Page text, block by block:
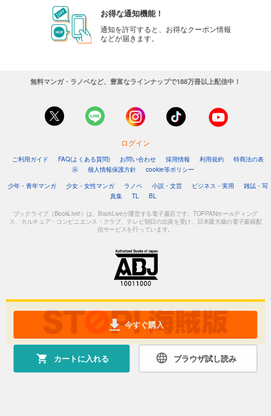
今すぐ購入
カートに入れる ブラウザ試し読み
お得な通知機能！
通知を許可すると、お得なクーポン情報
などが届きます。
無料マンガ・ラノベなど、豊富なラインナップで188万冊以上配信中！
ログイン
ご利用ガイド FAQ(よくある質問) お問い合わせ 採用情報 利用規約
特商法の表
示
個人情報保護方針
cookie等ポリシー
少年・青年マンガ
少女・女性マンガ ラノベ 小説・文芸 ビジネス・実用
雑誌・写
真集
TL BL
ブックライブ（BookLive!）は、BookLiveが運営する電子書店です。TOPPANホールディング
ス、カルチュア・コンビニエンス・クラブ、テレビ朝日の出資を受け、日本最大級の電子書籍配
信サービスを行っています。